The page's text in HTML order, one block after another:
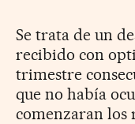
Se trata de un
recibido con
trimestre
que no había
comenzaran los